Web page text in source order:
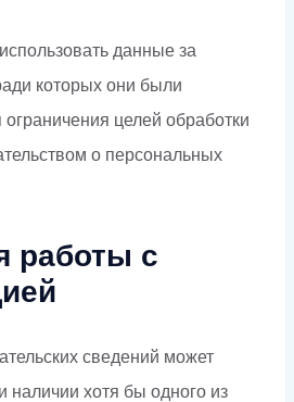
данные за
которых они были
целей обработки
о персональных
работы с
сведений может
наличии хотя бы одного из